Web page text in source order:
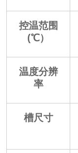
控温范围
(℃）
温度分辨
率
槽尺寸